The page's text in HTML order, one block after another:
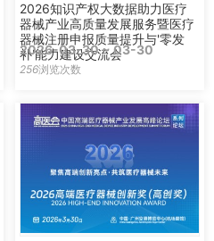
2026知识产权大数据助力医疗
器械产业高质量发展服务暨医疗
器械注册申报质量提升与'零发
补'能力建设交流会
2026-03-30 ~ 03-30
256浏览次数